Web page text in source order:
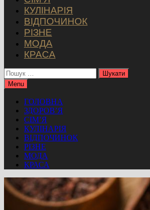
КУЛІНАРІЯ
ВІДПОЧИНОК
РІЗНЕ
МОДА
КРАСА
Пошук:
Menu
ГОЛОВНА
ЗДОРОВ’Я
СІМ’Я
КУЛІНАРІЯ
ВІДПОЧИНОК
РІЗНЕ
МОДА
КРАСА